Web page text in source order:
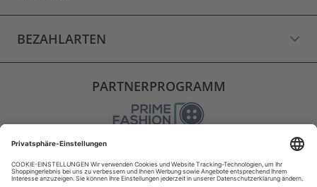
BEZAHLARTEN
PARTNERPROGRAMM